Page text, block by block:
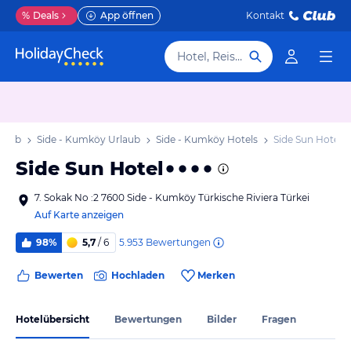
% Deals App öffnen Kontakt
Hotel, Reiseziel
Side - Kumköy Urlaub Side - Kumköy Hotels Side Sun Hotel
Side Sun Hotel
7. Sokak No :2 7600 Side - Kumköy Türkische Riviera Türkei
Auf Karte anzeigen
98% 5,7 / 6 5.953 Bewertungen
Bewerten Hochladen Merken
Hotelübersicht Bewertungen Bilder Fragen